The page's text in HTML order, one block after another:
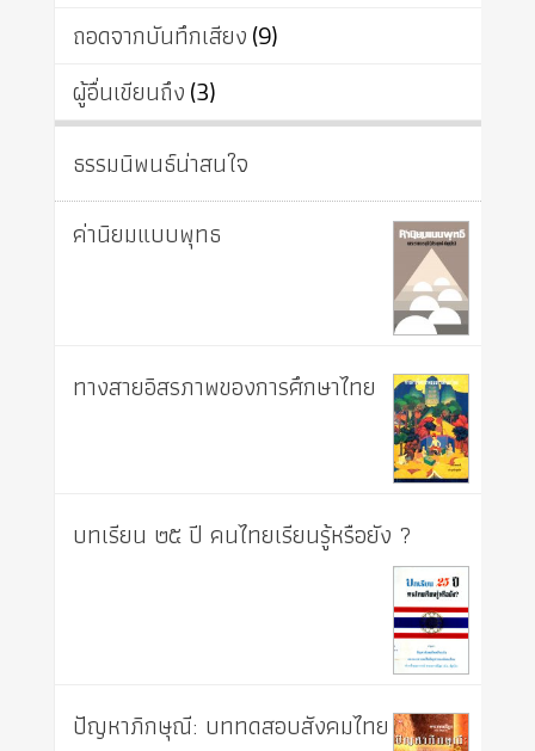
ถอดจากบันทึกเสียง(9)
ผู้อื่นเขียนถึง(3)
ธรรมนิพนธ์น่าสนใจ
ค่านิยมแบบพุทธ
ทางสายอิสรภาพของการศึกษาไทย
บทเรียน ๒๕ ปี คนไทยเรียนรู้หรือยัง ?
ปัญหาภิกษุณี: บททดสอบสังคมไทย